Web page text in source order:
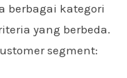
berbagai kategori
yang berbeda.
segment: